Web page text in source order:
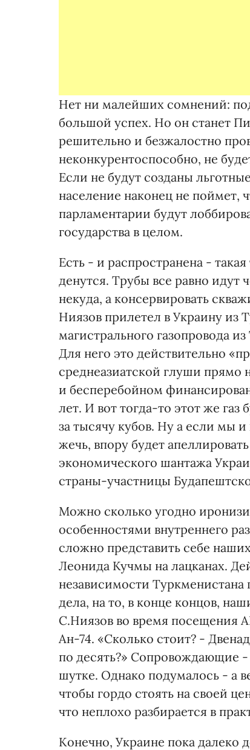
Нет ни малейших сомнений:
большой успех. Но он станет
решительно и безжалостно
неконкурентоспособно, не
Если не будут созданы
население наконец не поймет,
парламентарии будут
государства в целом.
Есть - и распространена -
денутся. Трубы все равно идут
некуда, а консервировать
Ниязов прилетел в Украину из
магистрального газопровода
Для него это действительно
среднеазиатской глуши прямо
и бесперебойном
лет. И вот тогда-то этот же газ
за тысячу кубов. Ну а если мы
жечь, впору будет
экономического шантажа
страны-участницы
Можно сколько угодно
особенностями внутреннего
сложно представить себе
Леонида Кучмы на лацканах.
независимости Туркменистана
дела, на то, в конце концов,
С.Ниязов во время посещения
Ан-74. «Сколько стоит? -
по десять?» Сопровождающие
шутке. Однако подумалось - а
чтобы гордо стоять на своей
что неплохо разбирается в
Конечно, Украине пока далеко